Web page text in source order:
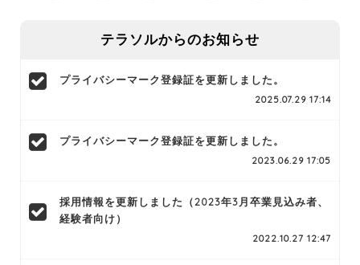
テラソルからのお知らせ
プライバシーマーク登録証を更新しました。
2025.07.29 17:14
プライバシーマーク登録証を更新しました。
2023.06.29 17:05
採用情報を更新しました（2023年3月卒業見込み者、
経験者向け）
2022.10.27 12:47